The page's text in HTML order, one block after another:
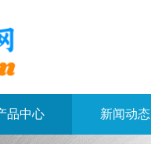
品中心 新闻动态